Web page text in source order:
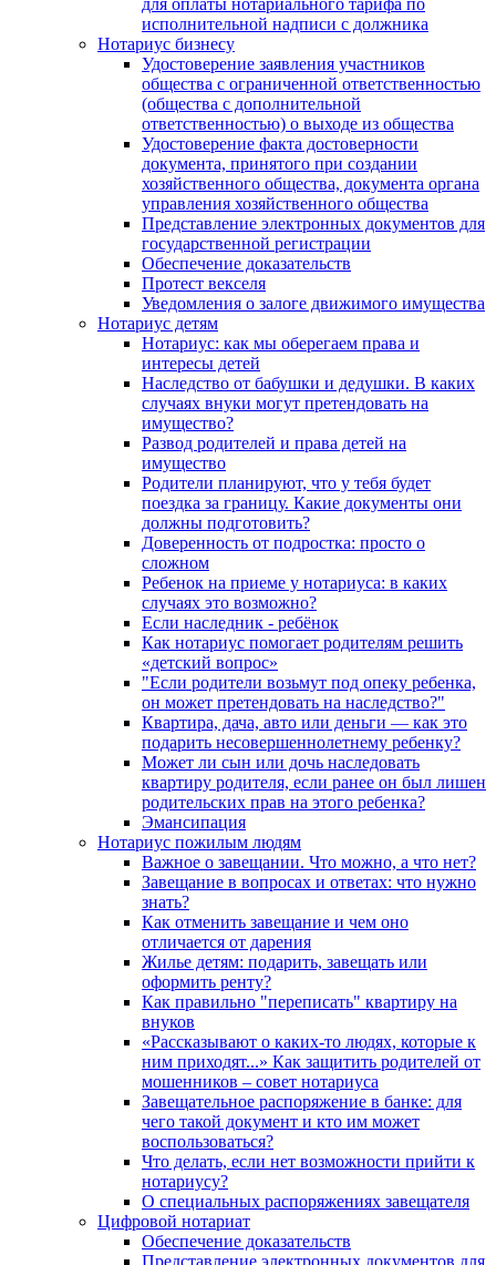
для оплаты нотариального тарифа по
исполнительной надписи с должника
Нотариус бизнесу
Удостоверение заявления участников
общества с ограниченной ответственностью
(общества с дополнительной
ответственностью) о выходе из общества
Удостоверение факта достоверности
документа, принятого при создании
хозяйственного общества, документа органа
управления хозяйственного общества
Представление электронных документов для
государственной регистрации
Обеспечение доказательств
Протест векселя
Уведомления о залоге движимого имущества
Нотариус детям
Нотариус: как мы оберегаем права и
интересы детей
Наследство от бабушки и дедушки. В каких
случаях внуки могут претендовать на
имущество?
Развод родителей и права детей на
имущество
Родители планируют, что у тебя будет
поездка за границу. Какие документы они
должны подготовить?
Доверенность от подростка: просто о
сложном
Ребенок на приеме у нотариуса: в каких
случаях это возможно?
Если наследник - ребёнок
Как нотариус помогает родителям решить
«детский вопрос»
"Если родители возьмут под опеку ребенка,
он может претендовать на наследство?"
Квартира, дача, авто или деньги — как это
подарить несовершеннолетнему ребенку?
Может ли сын или дочь наследовать
квартиру родителя, если ранее он был лишен
родительских прав на этого ребенка?
Эмансипация
Нотариус пожилым людям
Важное о завещании. Что можно, а что нет?
Завещание в вопросах и ответах: что нужно
знать?
Как отменить завещание и чем оно
отличается от дарения
Жилье детям: подарить, завещать или
оформить ренту?
Как правильно "переписать" квартиру на
внуков
«Рассказывают о каких-то людях, которые к
ним приходят...» Как защитить родителей от
мошенников – совет нотариуса
Завещательное распоряжение в банке: для
чего такой документ и кто им может
воспользоваться?
Что делать, если нет возможности прийти к
нотариусу?
О специальных распоряжениях завещателя
Цифровой нотариат
Обеспечение доказательств